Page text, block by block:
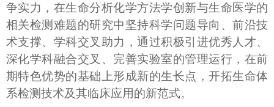
争实力，在生命分析化学方法学创新与生命医学的
相关检测难题的研究中坚持科学问题导向、前沿技
术支撑、学科交叉助力，通过积极引进优秀人才、
深化学科融合交叉、完善实验室的管理运行，在前
期特色优势的基础上形成新的生长点，开拓生命体
系检测技术及其临床应用的新范式。